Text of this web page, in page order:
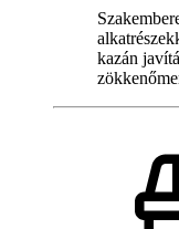
kazán